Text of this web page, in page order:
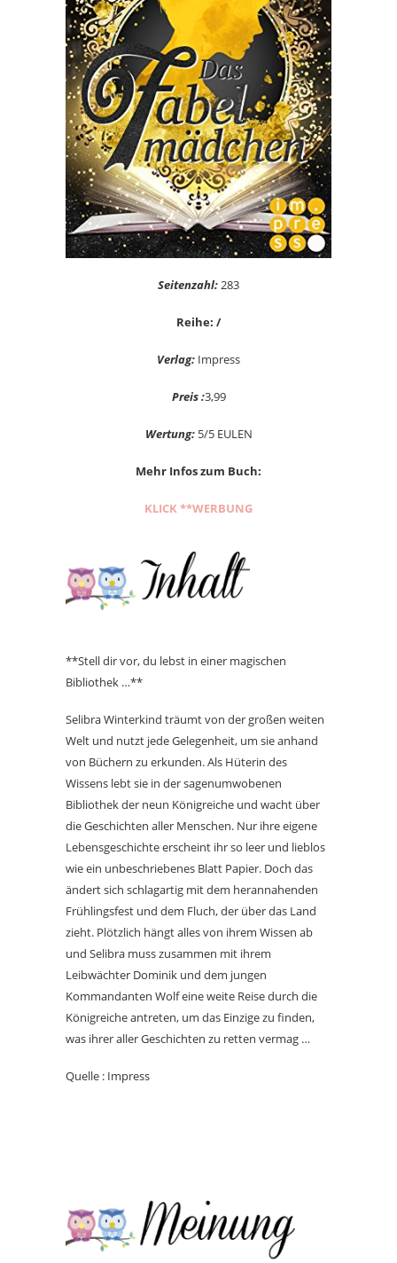
Seitenzahl:283
Reihe: /
Verlag: Impress
Preis :3,99
Wertung:5/5 EULEN
Mehr Infos zum Buch:
KLICK **WERBUNG
**Stell dir vor, du lebst in einer magischen
Bibliothek …**
Selibra Winterkind träumt von der großen weiten
Welt und nutzt jede Gelegenheit, um sie anhand
von Büchern zu erkunden. Als Hüterin des
Wissens lebt sie in der sagenumwobenen
Bibliothek der neun Königreiche und wacht über
die Geschichten aller Menschen. Nur ihre eigene
Lebensgeschichte erscheint ihr so leer und lieblos
wie ein unbeschriebenes Blatt Papier. Doch das
ändert sich schlagartig mit dem herannahenden
Frühlingsfest und dem Fluch, der über das Land
zieht. Plötzlich hängt alles von ihrem Wissen ab
und Selibra muss zusammen mit ihrem
Leibwächter Dominik und dem jungen
Kommandanten Wolf eine weite Reise durch die
Königreiche antreten, um das Einzige zu finden,
was ihrer aller Geschichten zu retten vermag …
Quelle : Impress